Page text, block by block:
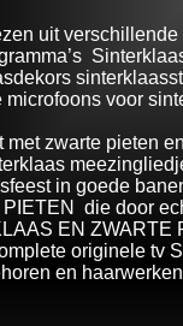
uit
microfoons voor
met zwarte pieten
in goede
die door
EN ZWARTE
originele tv
en